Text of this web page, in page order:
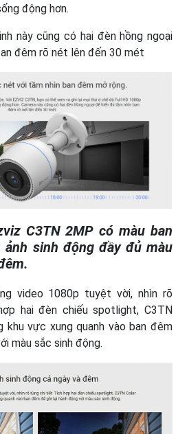
động hơn.
này cũng có hai đèn hồng ngoại
đêm rõ nét lên đến 30 mét
C3TN 2MP có màu ban
ảnh sinh động đầy đủ màu
video 1080p tuyệt vời, nhìn rõ
hai đèn chiếu spotlight, C3TN
khu vực xung quanh vào ban đêm
màu sắc sinh động.